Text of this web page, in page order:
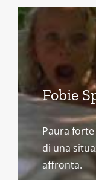
Fobie
Paura
di una
affronta.